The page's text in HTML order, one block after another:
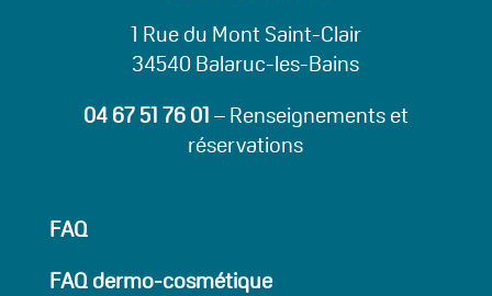
1 Rue du Mont Saint-Clair
34540 Balaruc-les-Bains
04 67 51 76 01– Renseignements et
réservations
FAQ
FAQ dermo-cosmétique